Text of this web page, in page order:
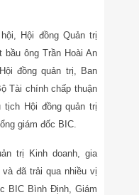
Hội đồng Quản trị
ông Trần Hoài An
đồng quản trị, Ban
Tài chính chấp thuận
Hội đồng quản trị
giám đốc BIC.
trị Kinh doanh, gia
đã trải qua nhiều vị
BIC Bình Định, Giám